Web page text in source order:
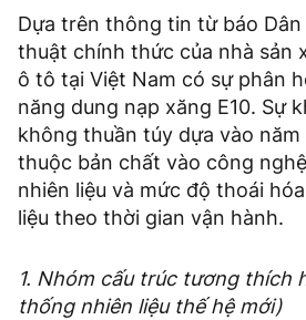
Dựa trên thông tin từ báo
thuật chính thức của nhà sản
ô tô tại Việt Nam có sự phân
năng dung nạp xăng E10. Sự
không thuần túy dựa vào năm
thuộc bản chất vào công
nhiên liệu và mức độ thoái
liệu theo thời gian vận hành.
1. Nhóm cấu trúc tương thích
thống nhiên liệu thế hệ mới)